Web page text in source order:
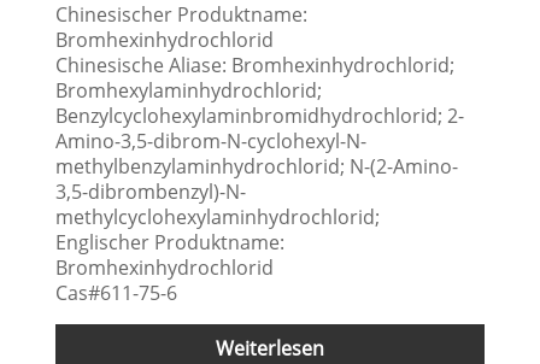
Chinesischer Produktname:
Bromhexinhydrochlorid
Chinesische Aliase: Bromhexinhydrochlorid;
Bromhexylaminhydrochlorid;
Benzylcyclohexylaminbromidhydrochlorid; 2-
Amino-3,5-dibrom-N-cyclohexyl-N-
methylbenzylaminhydrochlorid; N-(2-Amino-
3,5-dibrombenzyl)-N-
methylcyclohexylaminhydrochlorid;
Englischer Produktname:
Bromhexinhydrochlorid
Cas#611-75-6
Weiterlesen